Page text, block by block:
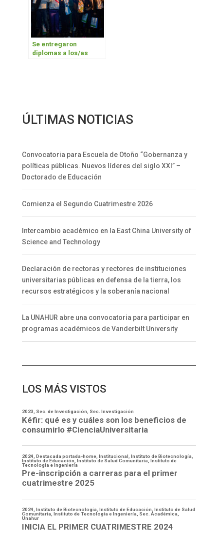
Se entregaron
diplomas a los/as
ÚLTIMAS NOTICIAS
Convocatoria para Escuela de Otoño “Gobernanza y
políticas públicas. Nuevos líderes del siglo XXI” –
Doctorado de Educación
Comienza el Segundo Cuatrimestre 2026
Intercambio académico en la East China University of
Science and Technology
Declaración de rectoras y rectores de instituciones
universitarias públicas en defensa de la tierra, los
recursos estratégicos y la soberanía nacional
La UNAHUR abre una convocatoria para participar en
programas académicos de Vanderbilt University
LOS MÁS VISTOS